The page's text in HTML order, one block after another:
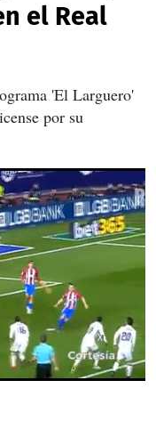
el Real
'El Larguero'
por su
'Keylor Navas es un portero que está infravalorado en el Real Madrid'
X